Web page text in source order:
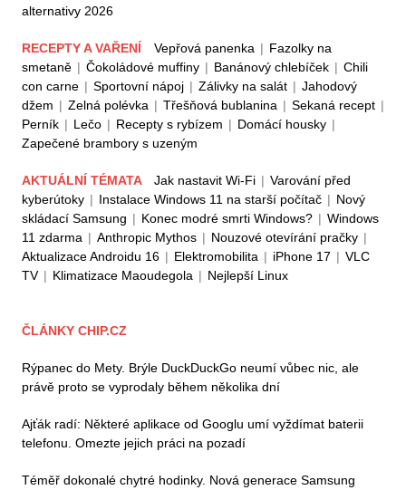
alternativy 2026
RECEPTY A VAŘENÍ Vepřová panenka | Fazolky na
smetaně | Čokoládové muffiny | Banánový chlebíček | Chili
con carne | Sportovní nápoj | Zálivky na salát | Jahodový
džem | Zelná polévka | Třešňová bublanina | Sekaná recept |
Perník | Lečo | Recepty s rybízem | Domácí housky |
Zapečené brambory s uzeným
AKTUÁLNÍ TÉMATA Jak nastavit Wi-Fi | Varování před
kyberútoky | Instalace Windows 11 na starší počítač | Nový
skládací Samsung | Konec modré smrti Windows? | Windows
11 zdarma | Anthropic Mythos | Nouzové otevírání pračky |
Aktualizace Androidu 16 | Elektromobilita | iPhone 17 | VLC
TV | Klimatizace Maoudegola | Nejlepší Linux
ČLÁNKY CHIP.CZ
Rýpanec do Mety. Brýle DuckDuckGo neumí vůbec nic, ale
právě proto se vyprodaly během několika dní
Ajťák radí: Některé aplikace od Googlu umí vyždímat baterii
telefonu. Omezte jejich práci na pozadí
Téměř dokonalé chytré hodinky. Nová generace Samsung